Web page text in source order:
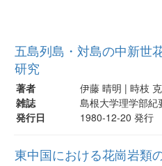
五島列島・対島の中新世
研究
著者
伊藤 晴明 | 時枝
雑誌
島根大学理学部
発行日
1980-12-20 発行
東中国における花崗岩類